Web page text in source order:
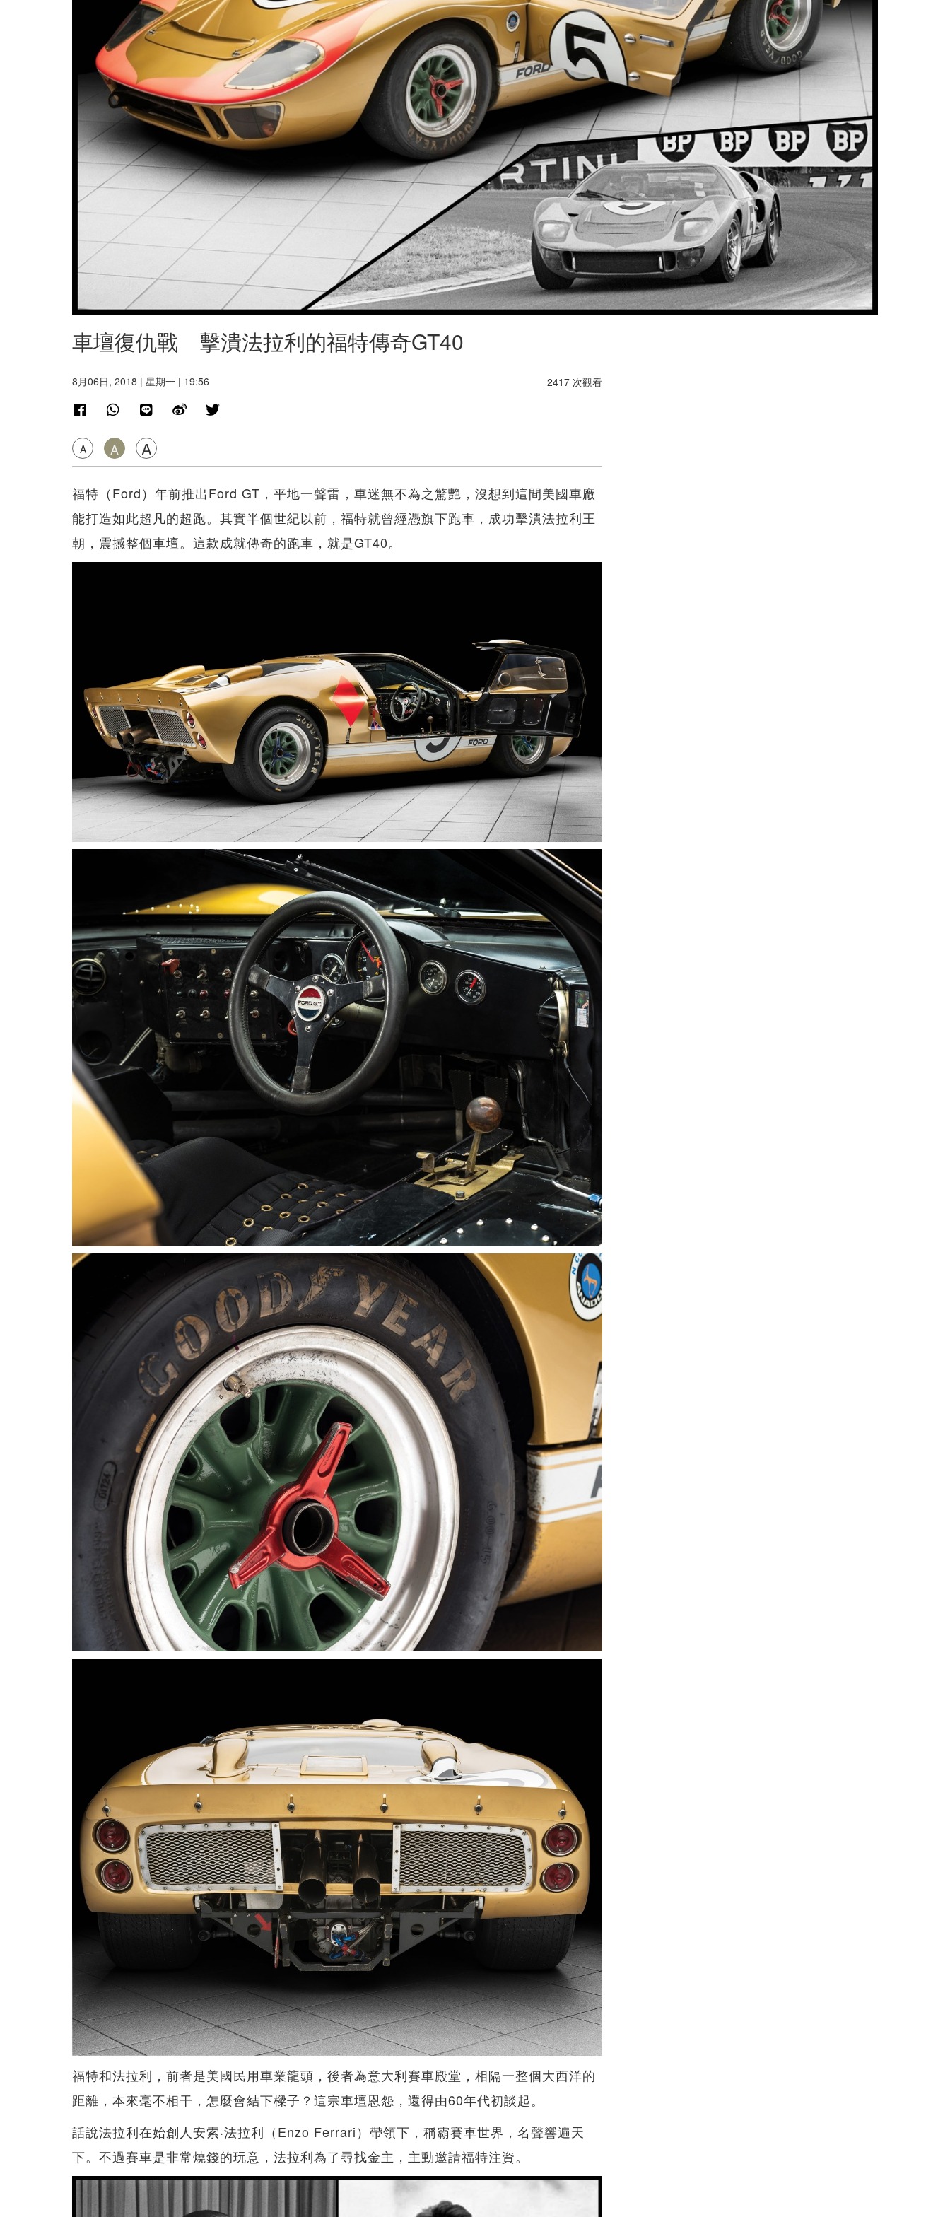
車壇復仇戰 擊潰法拉利的福特傳奇GT40
8月06日, 2018 | 星期一 | 19:56
A A A
2417 次觀看
福特（Ford）年前推出Ford GT，平地一聲雷，車迷無不為之驚艷，沒想到這間美國車廠
能打造如此超凡的超跑。其實半個世紀以前，福特就曾經憑旗下跑車，成功擊潰法拉利王
朝，震撼整個車壇。這款成就傳奇的跑車，就是GT40。
福特和法拉利，前者是美國民用車業龍頭，後者為意大利賽車殿堂，相隔一整個大西洋的
距離，本來毫不相干，怎麼會結下樑子？這宗車壇恩怨，還得由60年代初談起。
話說法拉利在始創人安索‧法拉利（Enzo Ferrari）帶領下，稱霸賽車世界，名聲響遍天
下。不過賽車是非常燒錢的玩意，法拉利為了尋找金主，主動邀請福特注資。